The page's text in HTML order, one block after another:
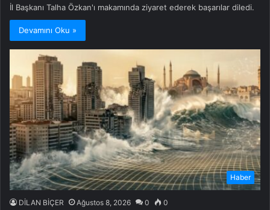
İl Başkanı Talha Özkan'ı makamında ziyaret ederek başarılar diledi.
Devamını Oku »
Haber
DİLAN BİÇER Ağustos 8, 2026 0 0